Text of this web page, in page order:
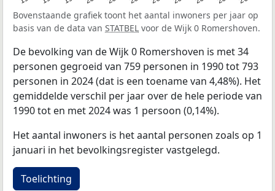
Bovenstaande grafiek toont het aantal inwoners per jaar op
basis van de data van STATBEL voor de Wijk 0 Romershoven.
De bevolking van de Wijk 0 Romershoven is met 34
personen gegroeid van 759 personen in 1990 tot 793
personen in 2024 (dat is een toename van 4,48%). Het
gemiddelde verschil per jaar over de hele periode van
1990 tot en met 2024 was 1 persoon (0,14%).
Het aantal inwoners is het aantal personen zoals op 1
januari in het bevolkingsregister vastgelegd.
Toelichting